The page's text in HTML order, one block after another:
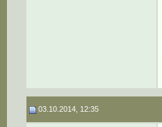
03.10.2014, 12:35